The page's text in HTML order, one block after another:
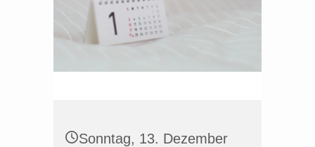
Sonntag, 13. Dezember